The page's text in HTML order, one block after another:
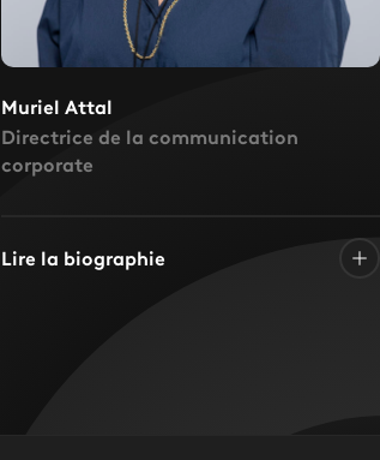
Muriel Attal
Directrice de la communication
corporate
Lire la biographie